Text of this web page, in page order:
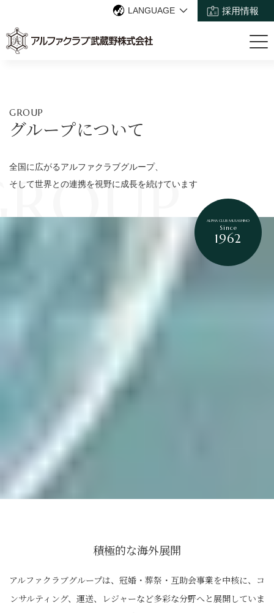
LANGUAGE 採用情報
GROUP
グループについて
全国に広がるアルファクラブグループ、
そして世界との連携を視野に成長を続けています
ALPHA CLUB MUSASHINO
Since
1962
積極的な海外展開
アルファクラブグループは、冠婚・葬祭・互助会事業を中核に、コ
ンサルティング、運送、レジャーなど多彩な分野へと展開していま